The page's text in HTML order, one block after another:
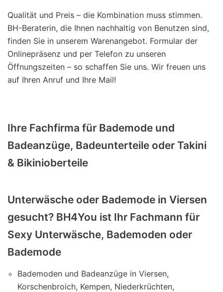
Qualität und Preis – die Kombination muss stimmen.
BH-Beraterin, die Ihnen nachhaltig von Benutzen sind,
finden Sie in unserem Warenangebot. Formular der
Onlinepräsenz und per Telefon zu unseren
Öffnungszeiten – so schaffen Sie uns. Wir freuen uns
auf Ihren Anruf und Ihre Mail!
Ihre Fachfirma für Bademode und
Badeanzüge, Badeunterteile oder Takini
& Bikinioberteile
Unterwäsche oder Bademode in Viersen
gesucht? BH4You ist Ihr Fachmann für
Sexy Unterwäsche, Bademoden oder
Bademode
Bademoden und Badeanzüge in Viersen,
Korschenbroich, Kempen, Niederkrüchten,